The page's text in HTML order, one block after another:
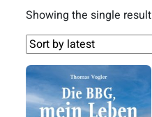
Showing the single result